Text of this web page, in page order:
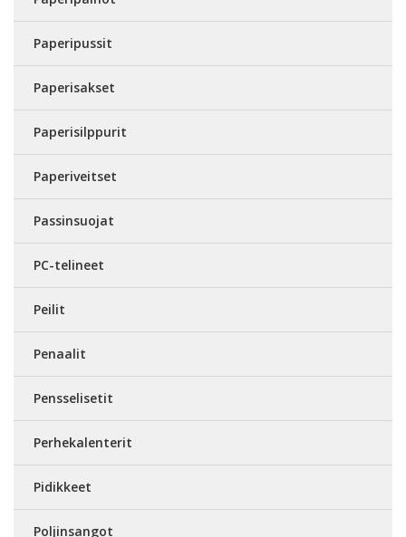
Paperipussit
Paperisakset
Paperisilppurit
Paperiveitset
Passinsuojat
PC-telineet
Peilit
Penaalit
Pensselisetit
Perhekalenterit
Pidikkeet
Poljinsangot